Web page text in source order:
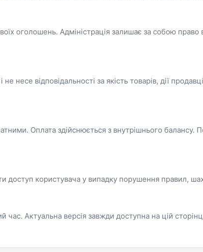
оголошень. Адміністрація залишає за собою
відповідальності за якість товарів, дії
Оплата здійснюється з внутрішнього балансу.
доступ користувача у випадку порушення правил,
час. Актуальна версія завжди доступна на цій
Вхід Реєстрація